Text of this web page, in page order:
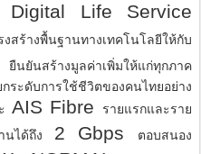
Digital Life Service
ร้างพื้นฐานทางเทคโนโลยีให้กับ
ยืนยันสร้างมูลค่าเพิ่มให้แก่ทุกภาค
ดับการใช้ชีวิตของคนไทยอย่าง
AIS Fibre รายแรกและราย
นได้ถึง 2 Gbps
ตอบสนอง